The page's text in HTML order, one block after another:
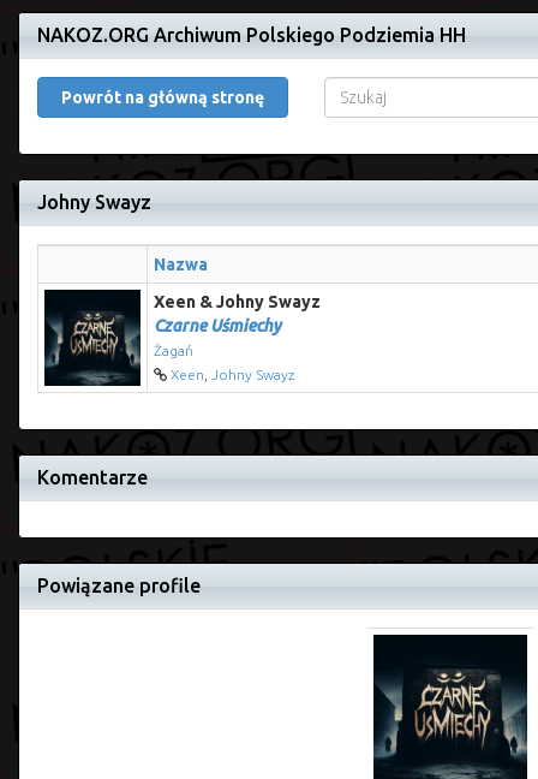
NAKOZ.ORG Archiwum Polskiego Podziemia HH
Powrót na główną stronę
Johny Swayz
Nazwa
Xeen & Johny Swayz
Czarne Uśmiechy
Żagań
Xeen
Johny Swayz
Komentarze
Powiązane profile